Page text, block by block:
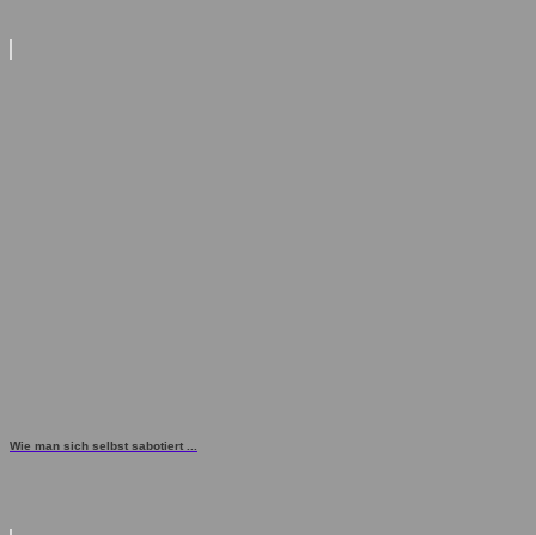
Wie man sich selbst sabotiert ...